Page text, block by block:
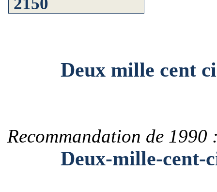
Deux mille cent
Recommandation de 1990
Deux-mille-cent-